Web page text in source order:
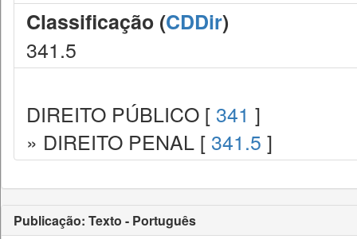
Classificação (CDDir)
341.5
DIREITO PÚBLICO [ 341 ]
» DIREITO PENAL [ 341.5 ]
Publicação: Texto - Português